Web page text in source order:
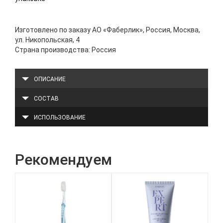
Изготовлено по заказу АО «Фаберлик», Россия, Москва,
ул. Никопольская, 4
Страна производства: Россия
ОПИСАНИЕ
СОСТАВ
ИСПОЛЬЗОВАНИЕ
Рекомендуем